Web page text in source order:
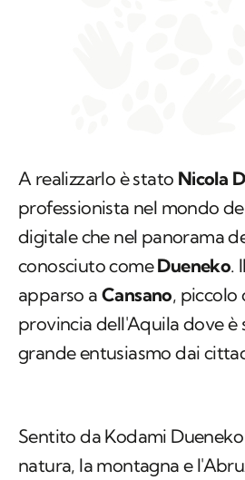
A realizzarlo è stato Nicola
professionista nel mondo
digitale che nel panorama
conosciuto comeDueneko.
apparso aCansano, piccolo
provincia dell'Aquila dove è
grande entusiasmo dai
Sentito da Kodami
natura, la montagna e